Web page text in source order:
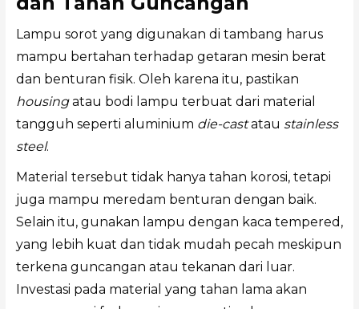
Lampu sorot yang digunakan di tambang harus
mampu bertahan terhadap getaran mesin berat
dan benturan fisik. Oleh karena itu, pastikan
housingatau bodi lampu terbuat dari material
tangguh seperti aluminium die-castatau stainless
steel.
Material tersebut tidak hanya tahan korosi, tetapi
juga mampu meredam benturan dengan baik.
Selain itu, gunakan lampu dengan kaca tempered,
yang lebih kuat dan tidak mudah pecah meskipun
terkena guncangan atau tekanan dari luar.
Investasi pada material yang tahan lama akan